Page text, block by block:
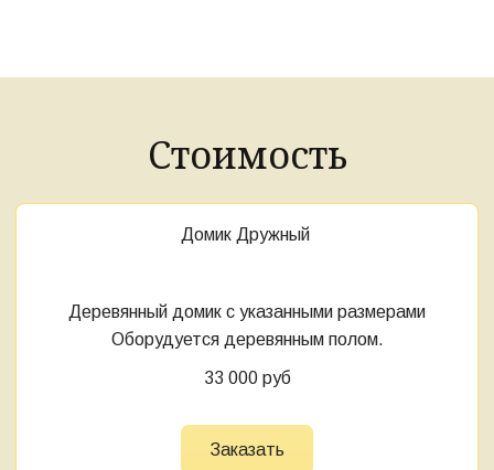
Стоимость
Домик Дружный
Деревянный домик с указанными размерами
Оборудуется деревянным полом.
33 000 руб
Заказать